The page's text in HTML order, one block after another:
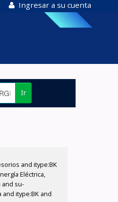
Ingresar a su cuenta
Ir
and itype:BK
Eléctrica,
and su-
itype:BK and